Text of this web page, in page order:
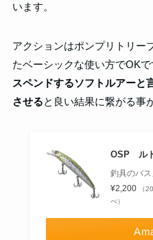
います。
アクションはポンプリトリー
たベーシックな使い方でOK
スペンドするソフトルアーと
させると良い結果に繋がる事
OSP ル
釣具のバ
¥2,200
（
べ）